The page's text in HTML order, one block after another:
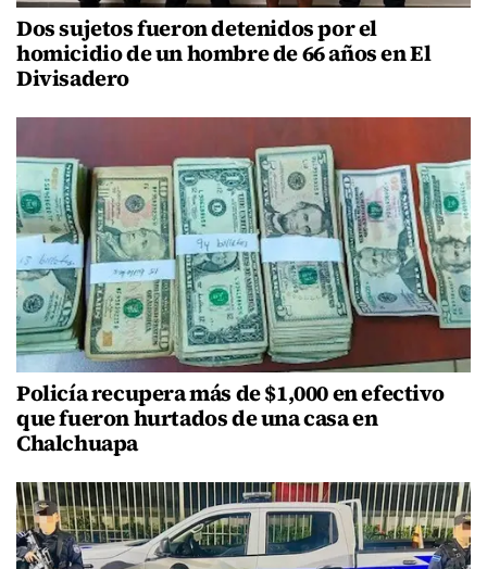
Dos sujetos fueron detenidos por el
homicidio de un hombre de 66 años en El
Divisadero
Policía recupera más de $1,000 en efectivo
que fueron hurtados de una casa en
Chalchuapa